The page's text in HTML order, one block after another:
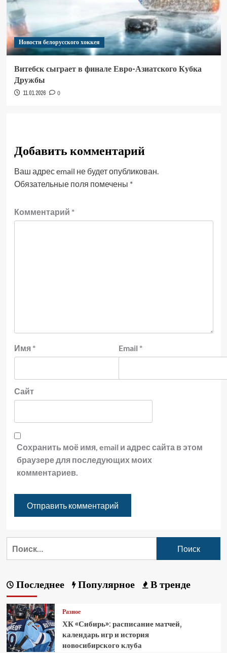
Новости белорусского хоккея
Витебск сыграет в финале Евро-Азиатского Кубка
Дружбы
11.01.2026 0
Добавить комментарий
Ваш адрес email не будет опубликован.
Обязательные поля помечены *
Комментарий *
Имя * Email *
Сайт
Сохранить моё имя, email и адрес сайта в этом
браузере для последующих моих
комментариев.
Последнее Популярное В тренде
Разное
ХК «Сибирь»: расписание матчей,
календарь игр и история
новосибирского клуба